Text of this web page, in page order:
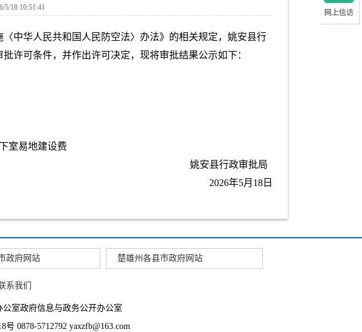
5/18 10:51:41
中华人民共和国人民防空法〉办法》的相关规定，姚安县行
许可条件，并作出许可决定，现将审批结果公示如下：
室易地建设费
姚安县行政审批局
2026年5月18日
政府网站 楚雄州各县市政府网站
系我们
室政府信息与政务公开办公室
0878-5712792 yaxzfb@163.com
网上信访